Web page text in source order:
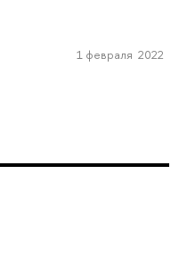
1 февраля 2022